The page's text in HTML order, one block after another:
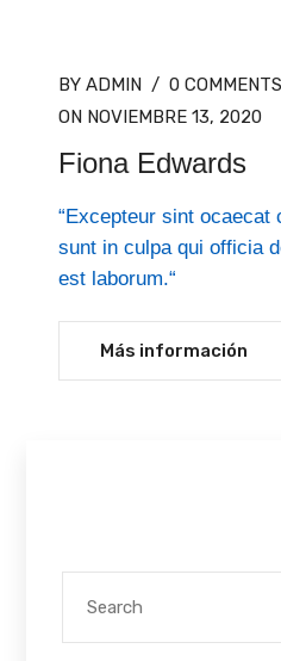
BY ADMIN / 0 COMMENTS
ON NOVIEMBRE 13, 2020
Fiona Edwards
“Excepteur sint ocaecat
sunt in culpa qui officia
est laborum.“
Más información